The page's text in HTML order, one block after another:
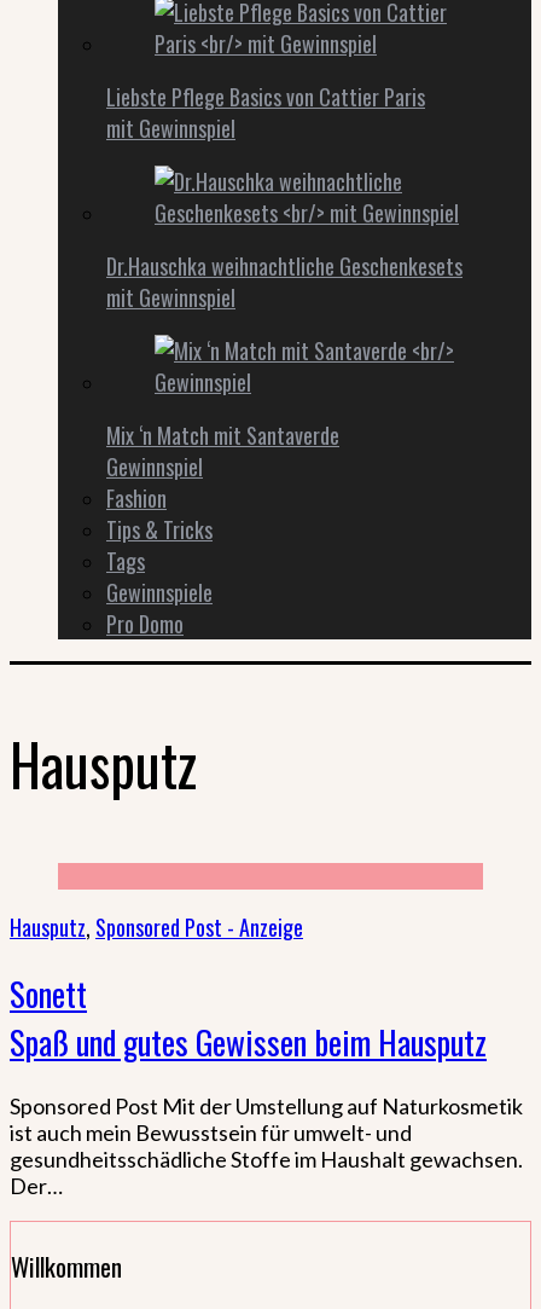
Liebste Pflege Basics von Cattier Paris
mit Gewinnspiel
Dr.Hauschka weihnachtliche Geschenkesets
mit Gewinnspiel
Mix ‘n Match mit Santaverde
Gewinnspiel
Fashion
Tips & Tricks
Tags
Gewinnspiele
Pro Domo
Hausputz
Hausputz, Sponsored Post - Anzeige
Sonett
Spaß und gutes Gewissen beim Hausputz
Sponsored Post Mit der Umstellung auf Naturkosmetik
ist auch mein Bewusstsein für umwelt- und
gesundheitsschädliche Stoffe im Haushalt gewachsen.
Der…
Willkommen